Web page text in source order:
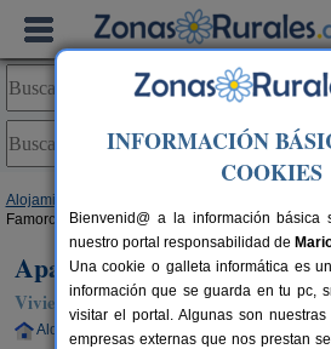
Alojamientos
Famorcas Centro
Apartamentos Famorcas
Vivienda turística en Almodovar del
Alquiler completo 27 km
INFORMACIÓN
COOKIES
Bienvenid@ a la información básica
nuestro portal responsabilidad de
Una cookie o galleta informática es
información que se guarda en tu pc,
visitar el portal. Algunas son
empresas externas que nos prestan